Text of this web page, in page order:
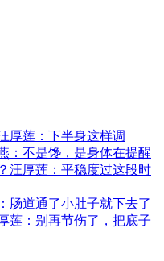
厚莲：下半身这样调
：不是馋，是身体在提醒
汪厚莲：平稳度过这段时
肠道通了小肚子就下去了
莲：别再节伤了，把底子